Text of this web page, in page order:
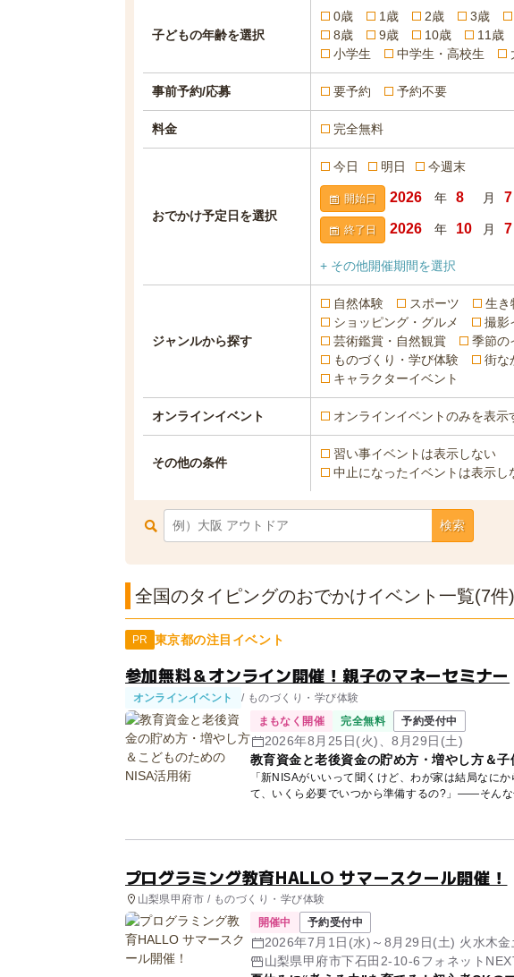
子どもの年齢を選択
0歳 1歳 2歳 3歳
8歳
9歳 10歳 11歳
小学生
中学生・高校生
事前予約/応募 要予約 予約不要
料金 完全無料
おでかけ予定日を選択
今日 明日 今週末
開始日 年 月
終了日 年 月
+ その他開催期間を選択
ジャンルから探す
自然体験 スポーツ
生き
ショッピング・グルメ
撮影
芸術鑑賞・自然観賞
季節の
ものづくり・学び体験
街な
キャラクターイベント
オンラインイベント オンラインイベントのみを表示
その他の条件
習い事イベントは表示しない
中止になったイベントは表示し
検索
全国のタイピングのおでかけイベント一覧(7件)
PR 東京都の注目イベント
参加無料＆オンライン開催！親子のマネーセミナー
オンラインイベント / ものづくり・学び体験
まもなく開催 完全無料 予約受付中
2026年8月25日(火)、8月29日(土)
教育資金と老後資金の貯め方・増やし方＆
「新NISAがいいって聞くけど、わが家は結局なに
て、いくら必要でいつから準備するの?」——そん
プログラミング教育HALLO サマースクール開催！
山梨県甲府市 / ものづくり・学び体験
開催中 予約受付中
2026年7月1日(水)～8月29日(土) 火水木金
山梨県甲府市下石田2-10-6フォネット